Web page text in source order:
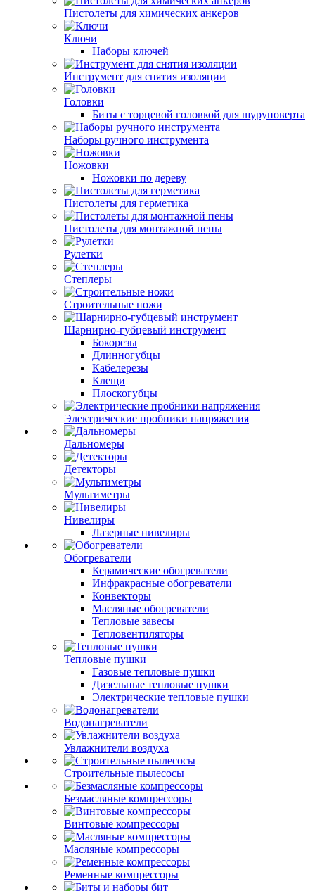
Пистолеты для химических анкеров
Ключи
Наборы ключей
Инструмент для снятия изоляции
Головки
Биты с торцевой головкой для шуруповерта
Наборы ручного инструмента
Ножовки
Ножовки по дереву
Пистолеты для герметика
Пистолеты для монтажной пены
Рулетки
Степлеры
Строительные ножи
Шарнирно-губцевый инструмент
Бокорезы
Длинногубцы
Кабелерезы
Клещи
Плоскогубцы
Электрические пробники напряжения
Дальномеры
Детекторы
Мультиметры
Нивелиры
Лазерные нивелиры
Обогреватели
Керамические обогреватели
Инфракрасные обогреватели
Конвекторы
Масляные обогреватели
Тепловые завесы
Тепловентиляторы
Тепловые пушки
Газовые тепловые пушки
Дизельные тепловые пушки
Электрические тепловые пушки
Водонагреватели
Увлажнители воздуха
Строительные пылесосы
Безмасляные компрессоры
Винтовые компрессоры
Масляные компрессоры
Ременные компрессоры